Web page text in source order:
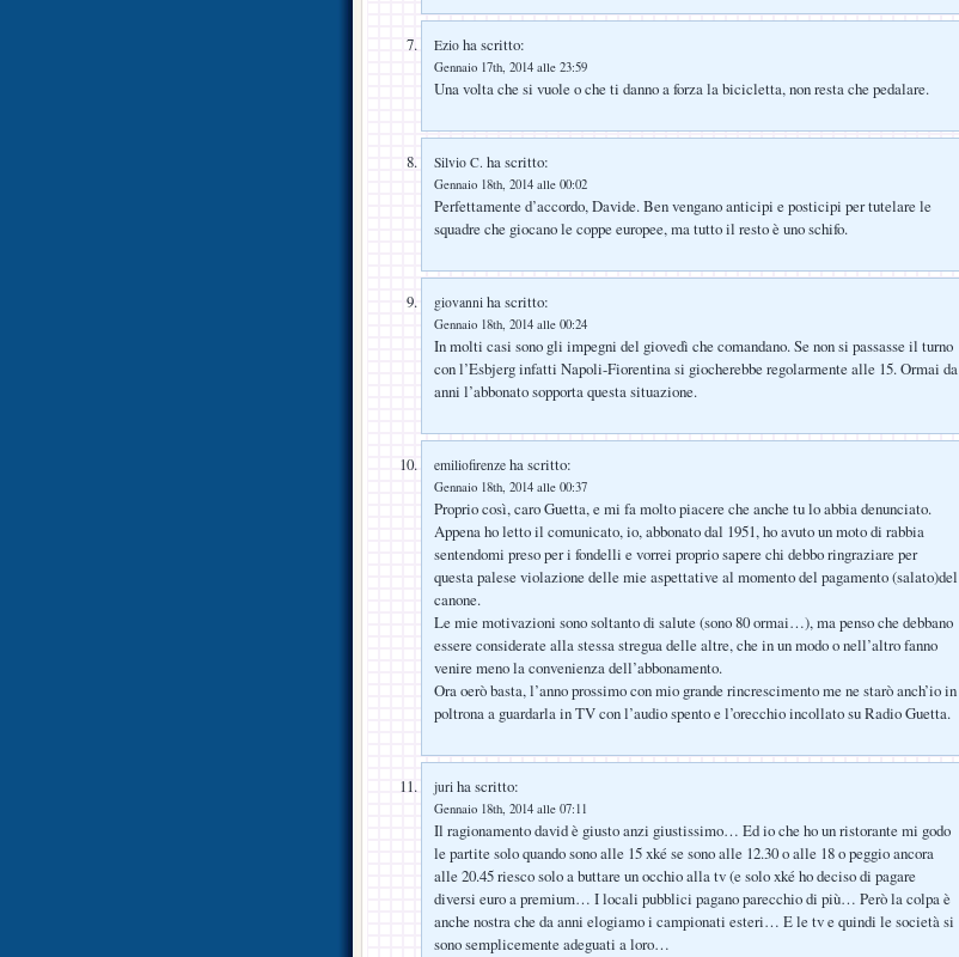
Ezio ha scritto:
Gennaio 17th, 2014 alle 23:59
Una volta che si vuole o che ti danno a forza la bicicletta, non resta che pedalare.
Silvio C. ha scritto:
Gennaio 18th, 2014 alle 00:02
Perfettamente d’accordo, Davide. Ben vengano anticipi e posticipi per tutelare le
squadre che giocano le coppe europee, ma tutto il resto è uno schifo.
giovanni ha scritto:
Gennaio 18th, 2014 alle 00:24
In molti casi sono gli impegni del giovedì che comandano. Se non si passasse il turno
con l’Esbjerg infatti Napoli-Fiorentina si giocherebbe regolarmente alle 15. Ormai da
anni l’abbonato sopporta questa situazione.
emiliofirenze ha scritto:
Gennaio 18th, 2014 alle 00:37
Proprio così, caro Guetta, e mi fa molto piacere che anche tu lo abbia denunciato.
Appena ho letto il comunicato, io, abbonato dal 1951, ho avuto un moto di rabbia
sentendomi preso per i fondelli e vorrei proprio sapere chi debbo ringraziare per
questa palese violazione delle mie aspettative al momento del pagamento (salato)del
canone.
Le mie motivazioni sono soltanto di salute (sono 80 ormai…), ma penso che debbano
essere considerate alla stessa stregua delle altre, che in un modo o nell’altro fanno
venire meno la convenienza dell’abbonamento.
Ora oerò basta, l’anno prossimo con mio grande rincrescimento me ne starò anch’io in
poltrona a guardarla in TV con l’audio spento e l’orecchio incollato su Radio Guetta.
juri ha scritto:
Gennaio 18th, 2014 alle 07:11
Il ragionamento david è giusto anzi giustissimo… Ed io che ho un ristorante mi godo
le partite solo quando sono alle 15 xké se sono alle 12.30 o alle 18 o peggio ancora
alle 20.45 riesco solo a buttare un occhio alla tv (e solo xké ho deciso di pagare
diversi euro a premium… I locali pubblici pagano parecchio di più… Però la colpa è
anche nostra che da anni elogiamo i campionati esteri… E le tv e quindi le società si
sono semplicemente adeguati a loro…